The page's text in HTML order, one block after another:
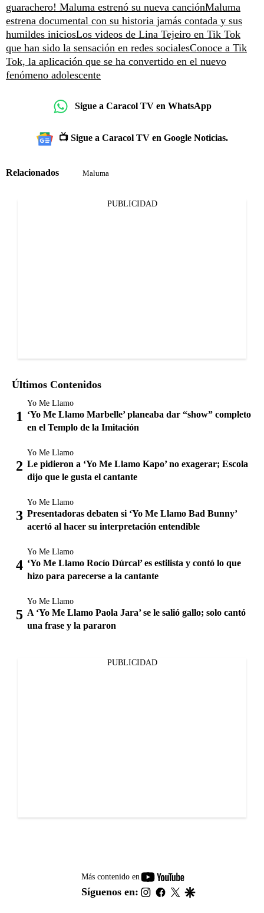
guarachero! Maluma estrenó su nueva canciónMaluma
estrena documental con su historia jamás contada y sus
humildes iniciosLos videos de Lina Tejeiro en Tik Tok
que han sido la sensación en redes socialesConoce a Tik
Tok, la aplicación que se ha convertido en el nuevo
fenómeno adolescente
Sigue a Caracol TV en WhatsApp
📺 Sigue a Caracol TV en Google Noticias.
Relacionados Maluma
PUBLICIDAD
Últimos Contenidos
Yo Me Llamo
‘Yo Me Llamo Marbelle’ planeaba dar “show” completo
en el Templo de la Imitación
Yo Me Llamo
Le pidieron a ‘Yo Me Llamo Kapo’ no exagerar; Escola
dijo que le gusta el cantante
Yo Me Llamo
Presentadoras debaten si ‘Yo Me Llamo Bad Bunny’
acertó al hacer su interpretación entendible
Yo Me Llamo
‘Yo Me Llamo Rocío Dúrcal’ es estilista y contó lo que
hizo para parecerse a la cantante
Yo Me Llamo
A ‘Yo Me Llamo Paola Jara’ se le salió gallo; solo cantó
una frase y la pararon
PUBLICIDAD
Más contenido en
youtube-
footer
Síguenos en: instagram
facebook
twitter